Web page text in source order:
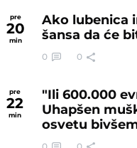
pre
20
min
Ako lubenica
šansa da će
0 0
pre
22
min
"Ili 600.000
Uhapšen
osvetu